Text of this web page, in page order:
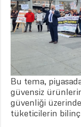
Bu tema,
güvensiz
güvenliği
tüketicilerin